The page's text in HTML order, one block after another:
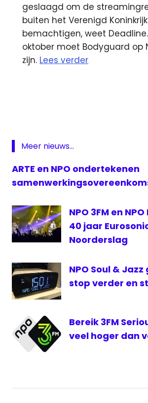
geslaagd om de
buiten het Verenigd
bemachtigen, weet
oktober moet Bodyguard op
zijn. Lees verder
Netflix
NPO
OLON
Piraten
radiozenders
RTV
Rijnmond
RTW
FM
Meer nieuws...
ARTE en NPO ondertekenen
NPO 3FM en
40 jaar
Noorderslag
NPO Soul &
stop verder en
Bereik 3FM
veel hoger dan